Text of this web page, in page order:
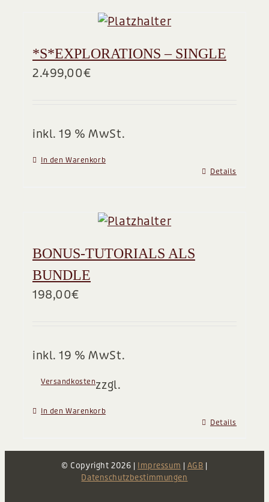
*S*EXPLORATIONS – SINGLE
2.499,00€
inkl. 19 % MwSt.
In den Warenkorb
Details
BONUS-TUTORIALS ALS
BUNDLE
198,00€
inkl. 19 % MwSt.
zzgl.
Versandkosten
In den Warenkorb
Details
© Copyright2026 | Impressum | AGB |
Datenschutzbestimmungen